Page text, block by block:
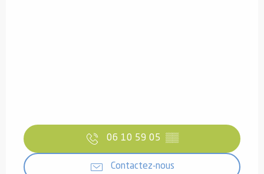
06 10 59 05 ▒▒
Contactez-nous